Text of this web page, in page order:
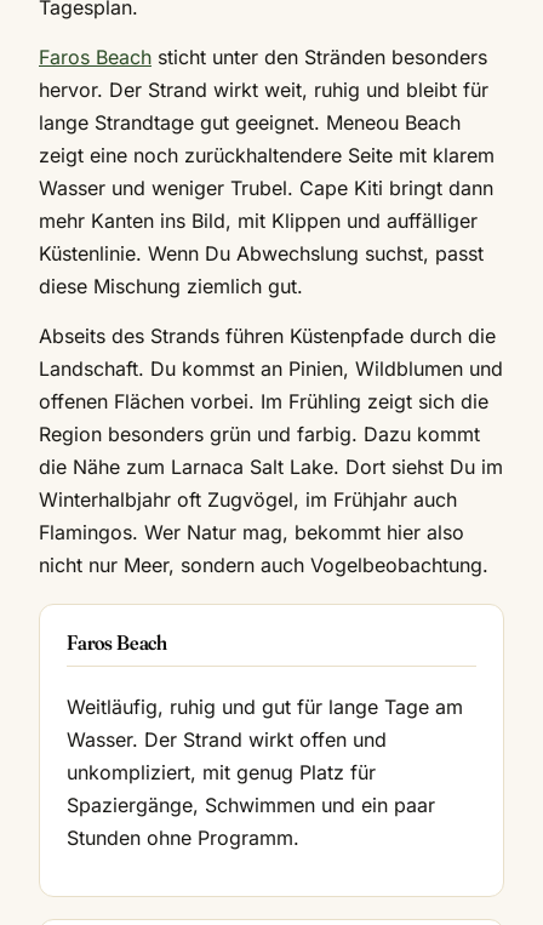
Tagesplan.
Faros Beach sticht unter den Stränden besonders
hervor. Der Strand wirkt weit, ruhig und bleibt für
lange Strandtage gut geeignet. Meneou Beach
zeigt eine noch zurückhaltendere Seite mit klarem
Wasser und weniger Trubel. Cape Kiti bringt dann
mehr Kanten ins Bild, mit Klippen und auffälliger
Küstenlinie. Wenn Du Abwechslung suchst, passt
diese Mischung ziemlich gut.
Abseits des Strands führen Küstenpfade durch die
Landschaft. Du kommst an Pinien, Wildblumen und
offenen Flächen vorbei. Im Frühling zeigt sich die
Region besonders grün und farbig. Dazu kommt
die Nähe zum Larnaca Salt Lake. Dort siehst Du im
Winterhalbjahr oft Zugvögel, im Frühjahr auch
Flamingos. Wer Natur mag, bekommt hier also
nicht nur Meer, sondern auch Vogelbeobachtung.
Faros Beach
Weitläufig, ruhig und gut für lange Tage am
Wasser. Der Strand wirkt offen und
unkompliziert, mit genug Platz für
Spaziergänge, Schwimmen und ein paar
Stunden ohne Programm.